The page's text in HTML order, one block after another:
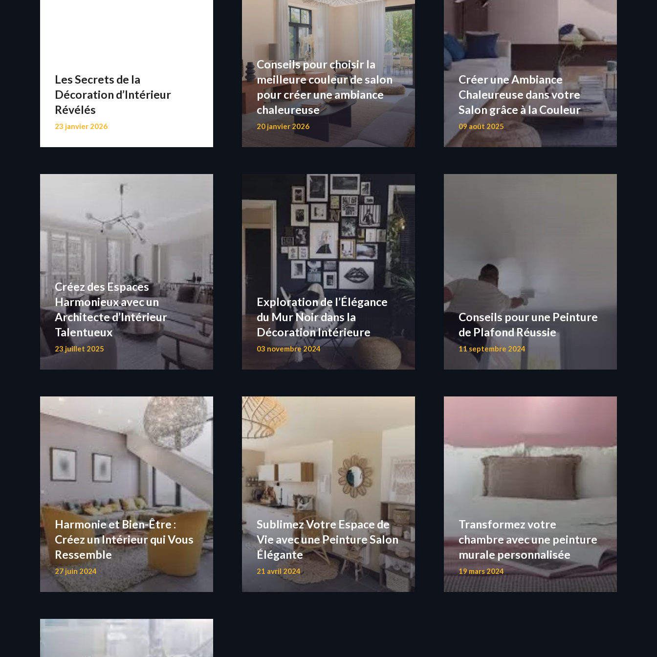
Les Secrets de la
Décoration d’Intérieur
Révélés
23 janvier 2026
Conseils pour choisir la
meilleure couleur de salon
pour créer une ambiance
chaleureuse
20 janvier 2026
Créer une Ambiance
Chaleureuse dans votre
Salon grâce à la Couleur
09 août 2025
Créez des Espaces
Harmonieux avec un
Architecte d’Intérieur
Talentueux
23 juillet 2025
Exploration de l’Élégance
du Mur Noir dans la
Décoration Intérieure
03 novembre 2024
Conseils pour une Peinture
de Plafond Réussie
11 septembre 2024
Harmonie et Bien-Être :
Créez un Intérieur qui Vous
Ressemble
27 juin 2024
Sublimez Votre Espace de
Vie avec une Peinture Salon
Élégante
21 avril 2024
Transformez votre
chambre avec une peinture
murale personnalisée
19 mars 2024